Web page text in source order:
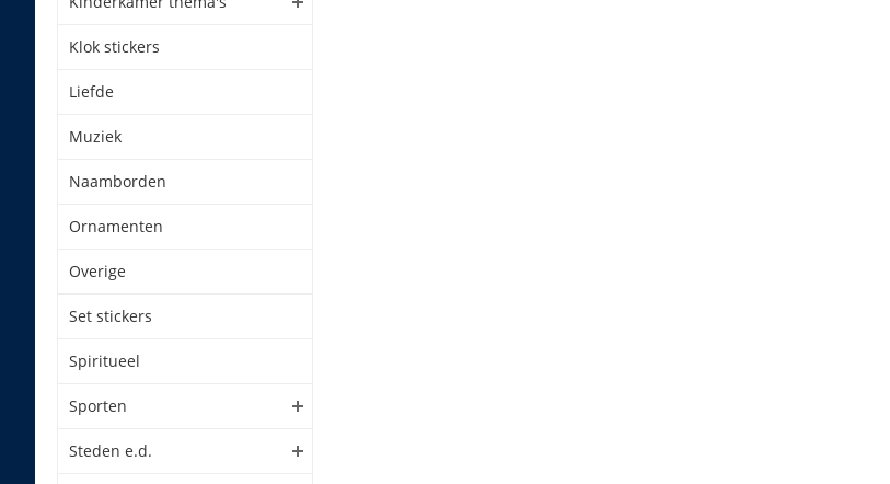
Klok stickers
Liefde
Muziek
Naamborden
Ornamenten
Overige
Set stickers
Spiritueel
Sporten
Steden e.d.